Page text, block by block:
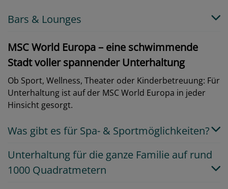
Bars & Lounges
MSC World Europa – eine schwimmende
Stadt voller spannender Unterhaltung
Ob Sport, Wellness, Theater oder Kinderbetreuung: Für
Unterhaltung ist auf der MSC World Europa in jeder
Hinsicht gesorgt.
Was gibt es für Spa- & Sportmöglichkeiten?
Unterhaltung für die ganze Familie auf rund
1000 Quadratmetern